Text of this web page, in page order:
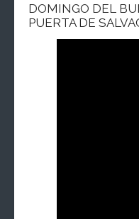
DOMINGO DEL
PUERTA DE